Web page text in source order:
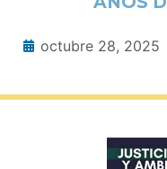
octubre 28, 2025